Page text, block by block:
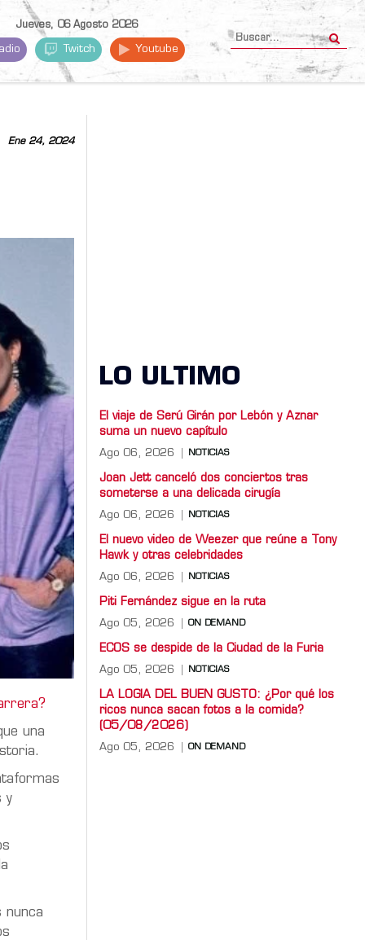
Jueves, 06 Agosto 2026
Twitch Youtube
Ene 24, 2024
una
y
nunca
LO ULTIMO
El viaje de Serú Girán por Lebón y Aznar
suma un nuevo capítulo
Ago 06, 2026 NOTICIAS
Joan Jett canceló dos conciertos tras
someterse a una delicada cirugía
Ago 06, 2026 NOTICIAS
El nuevo video de Weezer que reúne a Tony
Hawk y otras celebridades
Ago 06, 2026 NOTICIAS
Piti Fernández sigue en la ruta
Ago 05, 2026 ON DEMAND
ECOS se despide de la Ciudad de la Furia
Ago 05, 2026 NOTICIAS
LA LOGIA DEL BUEN GUSTO: ¿Por qué los
ricos nunca sacan fotos a la comida?
(05/08/2026)
Ago 05, 2026 ON DEMAND